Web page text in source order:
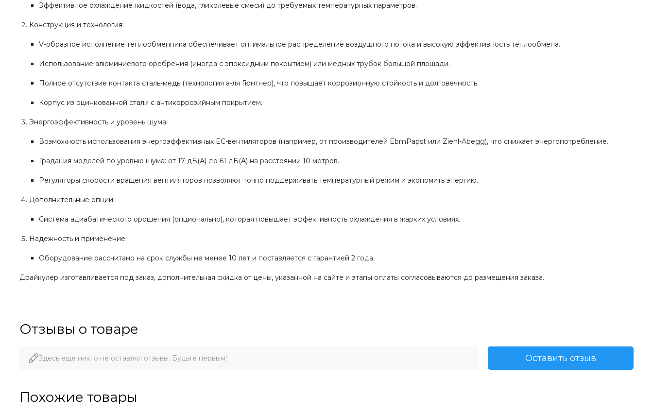
Эффективное охлаждение жидкостей (вода, гликолевые смеси) до требуемых температурных параметров.
Конструкция и технология:
V-образное исполнение теплообменника обеспечивает оптимальное распределение воздушного потока и высокую эффективность теплообмена.
Использование алюминиевого оребрения (иногда с эпоксидным покрытием) или медных трубок большой площади.
Полное отсутствие контакта сталь-медь (технология а-ля Гюнтнер), что повышает коррозионную стойкость и долговечность.
Корпус из оцинкованной стали с антикоррозийным покрытием.
Энергоэффективность и уровень шума:
Возможность использования энергоэффективных EC-вентиляторов (например, от производителей EbmPapst или Ziehl-Abegg), что снижает энергопотребление.
Градация моделей по уровню шума: от 17 дБ(А) до 61 дБ(А) на расстоянии 10 метров.
Регуляторы скорости вращения вентиляторов позволяют точно поддерживать температурный режим и экономить энергию.
Дополнительные опции:
Система адиабатического орошения (опционально), которая повышает эффективность охлаждения в жарких условиях.
Надежность и применение:
Оборудование рассчитано на срок службы не менее 10 лет и поставляется с гарантией 2 года.
Драйкулер изготавливается под заказ, дополнительная скидка от цены, указанной на сайте и этапы оплаты согласовываются до размещения заказа.
Отзывы о товаре
Здесь еще никто не оставлял отзывы. Будьте первым! Оставить отзыв
Похожие товары